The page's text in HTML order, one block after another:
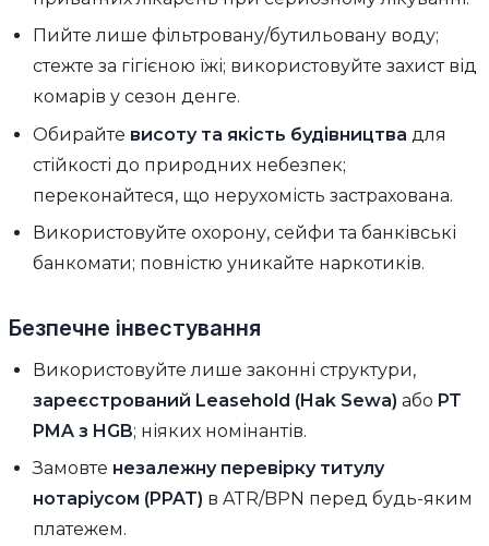
Пийте лише фільтровану/бутильовану воду;
стежте за гігієною їжі; використовуйте захист від
комарів у сезон денге.
Обирайте висоту та якість будівництва для
стійкості до природних небезпек;
переконайтеся, що нерухомість застрахована.
Використовуйте охорону, сейфи та банківські
банкомати; повністю уникайте наркотиків.
Безпечне інвестування
Використовуйте лише законні структури,
зареєстрований Leasehold (Hak Sewa) або PT
PMA з HGB; ніяких номінантів.
Замовте незалежну перевірку титулу
нотаріусом (PPAT) в ATR/BPN перед будь-яким
платежем.